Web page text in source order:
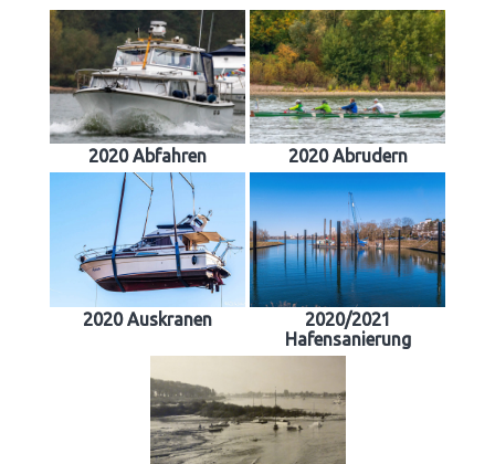
2020 Abfahren 2020 Abrudern
2020 Auskranen
2020/2021
Hafensanierung